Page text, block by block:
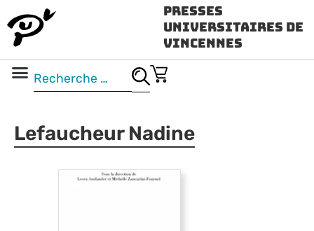
Presses
Universitaires de
Vincennes
Lefaucheur Nadine